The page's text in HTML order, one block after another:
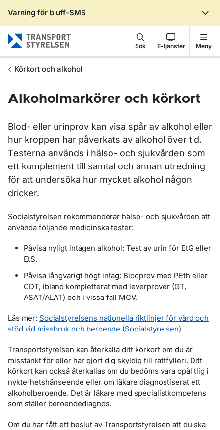
Varning för bluff-SMS
Sök E-tjänster Meny
Körkort och alkohol
Alkoholmarkörer och körkort
Blod- eller urinprov kan visa spår av alkohol eller
hur kroppen har påverkats av alkohol över tid.
Testerna används i hälso- och sjukvården som
ett komplement till samtal och annan utredning
för att undersöka hur mycket alkohol någon
dricker.
Socialstyrelsen rekommenderar hälso- och sjukvården att
använda följande medicinska tester:
Påvisa nyligt intagen alkohol: Test av urin för EtG eller
EtS.
Påvisa långvarigt högt intag: Blodprov med PEth eller
CDT, ibland kompletterat med leverprover (GT,
ASAT/ALAT) och i vissa fall MCV.
Läs mer: Socialstyrelsens nationella riktlinjer för vård och
stöd vid missbruk och beroende (Socialstyrelsen)
Transportstyrelsen kan återkalla ditt körkort om du är
misstänkt för eller har gjort dig skyldig till rattfylleri. Ditt
körkort kan också återkallas om du bedöms vara opålitlig i
nykterhetshänseende eller om läkare diagnostiserat ett
alkoholberoende. Det är läkare med specialistkompetens
som ställer beroendediagnos.
Om du har fått ett beslut av Transportstyrelsen att du ska